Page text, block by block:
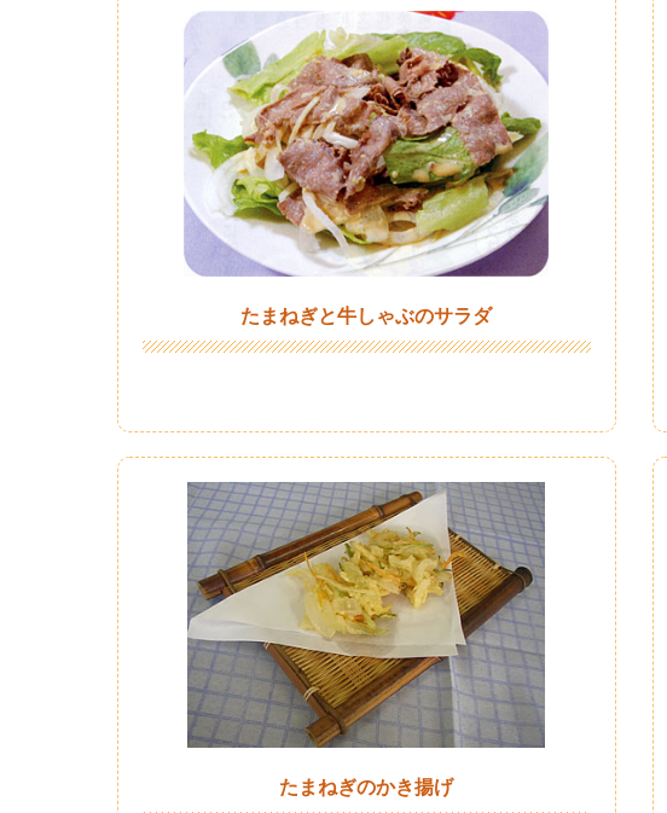
たまねぎと牛しゃぶのサラダ
たまねぎのかき揚げ